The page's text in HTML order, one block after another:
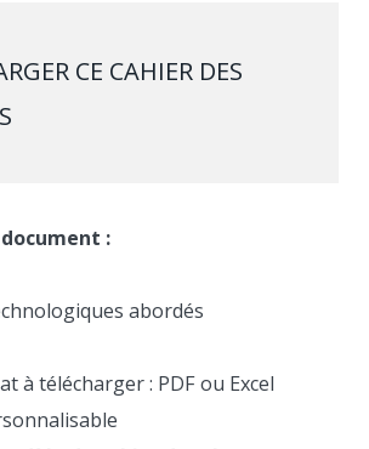
CE CAHIER DES
:
abordés
à télécharger : PDF ou Excel